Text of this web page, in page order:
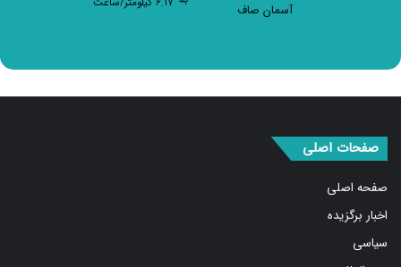
صفحه اصلی
اخبار برگزیده
سیاسی
بین الملل